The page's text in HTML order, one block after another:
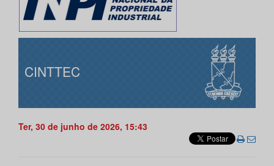
CINTTEC
Ter, 30 de junho de 2026, 15:43